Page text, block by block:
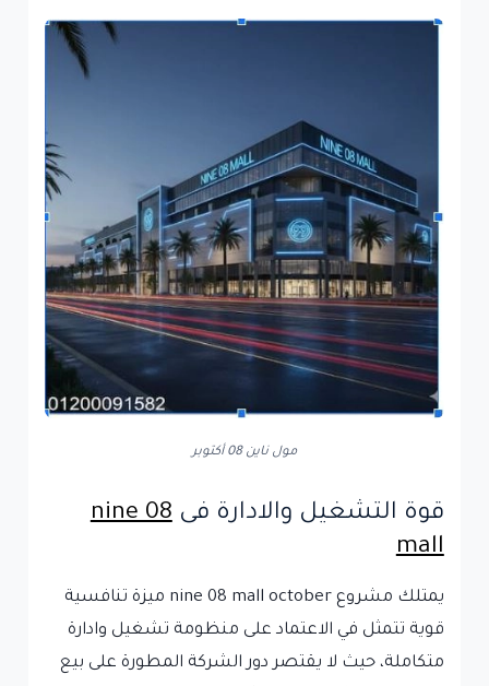
مول ناين 08 أكتوبر
قوة التشغيل والادارة فىnine 08
mall
يمتلك مشروع nine 08 mall october ميزة تنافسية
قوية تتمثل في الاعتماد على منظومة تشغيل وادارة
متكاملة، حيث لا يقتصر دور الشركة المطورة على بيع